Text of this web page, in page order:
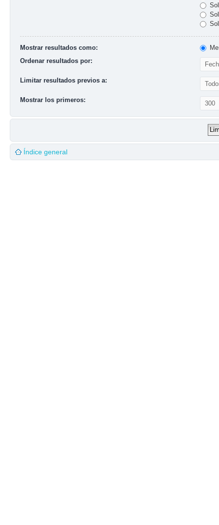
Mostrar resultados como:
Ordenar resultados por:
Limitar resultados previos a:
Mostrar los primeros:
Índice general